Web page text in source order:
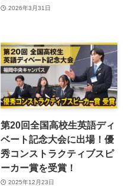
2026年3月31日
第20回全国高校生英語ディ
ベート記念大会に出場！優
秀コンストラクティブスピ
ーカー賞を受賞！
2025年12月23日